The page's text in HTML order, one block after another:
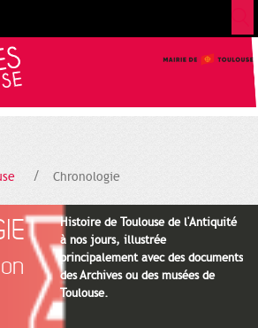
Chronologie
Histoire de Toulouse de l'Antiquité
à nos jours, illustrée
principalement avec des documents
des Archives ou des musées de
Toulouse.
sur les cookies